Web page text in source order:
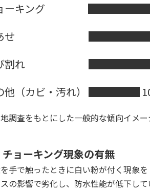
ーキング
あせ
び割れ
他（カビ・汚れ） █████
調査をもとにした一般的な傾向イメー
ョーキング現象の有無
手で触ったときに白い粉が付く現象
の影響で劣化し、防水性能が低下し